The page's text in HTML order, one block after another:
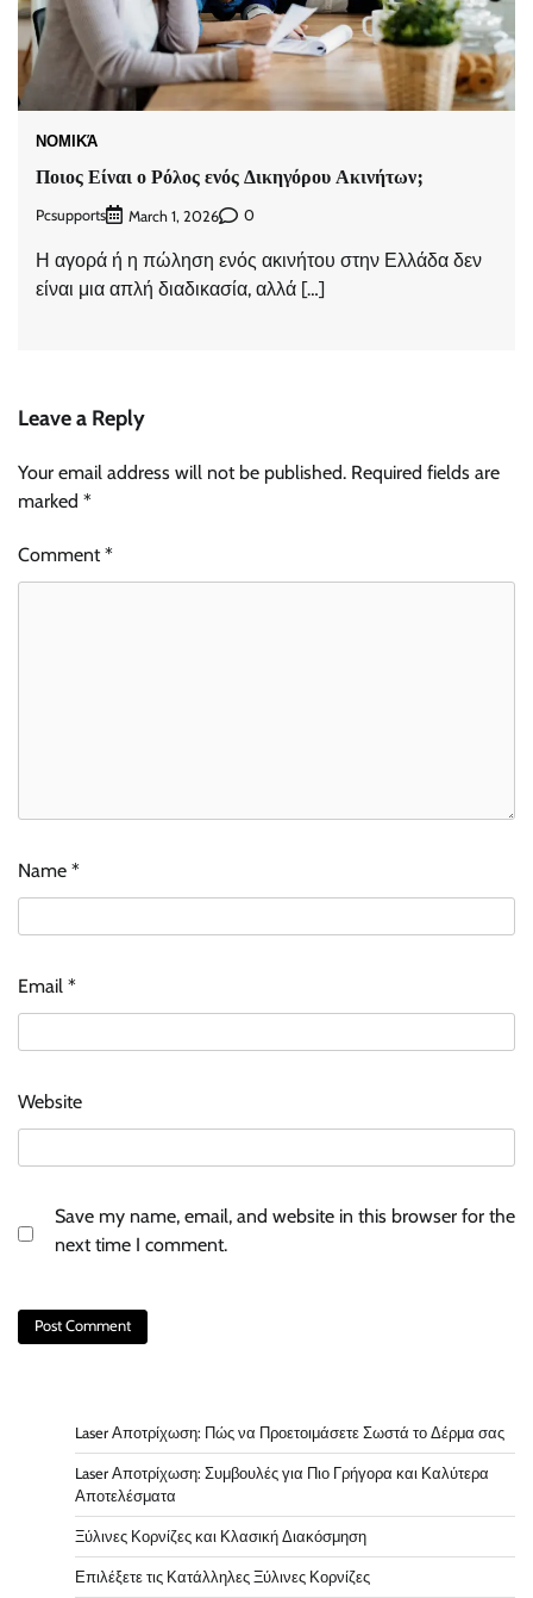
ΝΟΜΙΚΆ
Ποιος Είναι ο Ρόλος ενός Δικηγόρου Ακινήτων;
Pcsupports March 1, 2026 0
Η αγορά ή η πώληση ενός ακινήτου στην Ελλάδα δεν
είναι μια απλή διαδικασία, αλλά […]
Leave a Reply
Your email address will not be published. Required fields are
marked *
Comment*
Name *
Email *
Website
Save my name, email, and website in this browser for the
next time I comment.
Laser Αποτρίχωση: Πώς να Προετοιμάσετε Σωστά το Δέρμα σας
Laser Αποτρίχωση: Συμβουλές για Πιο Γρήγορα και Καλύτερα
Αποτελέσματα
Ξύλινες Κορνίζες και Κλασική Διακόσμηση
Επιλέξετε τις Κατάλληλες Ξύλινες Κορνίζες